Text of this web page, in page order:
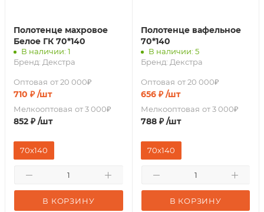
Полотенце махровое
Белое ГК 70*140
В наличии: 1
Бренд: Декстра
Оптовая от 20 000₽
710 ₽ /шт
Мелкооптовая от 3 000₽
852 ₽ /шт
В КОРЗИНУ
70x140
Полотенце вафельное
70*140
В наличии: 5
Бренд: Декстра
Оптовая от 20 000₽
656₽ /шт
Мелкооптовая от 3 000₽
788₽ /шт
В КОРЗИНУ
70x140